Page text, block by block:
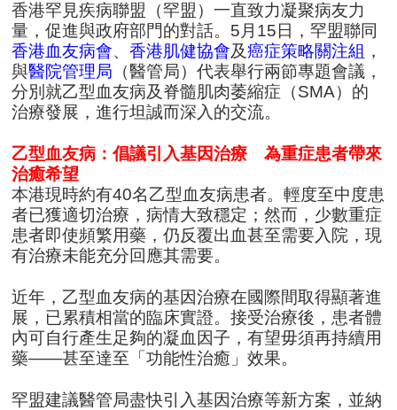
香港罕見疾病聯盟（罕盟）一直致力凝聚病友力
量，促進與政府部門的對話。5月15日，罕盟聯同
香港血友病會、香港肌健協會及癌症策略關注組 ，
與醫院管理局 （醫管局）代表舉行兩節專題會議，
分別就乙型血友病及脊髓肌肉萎縮症（SMA）的
治療發展，進行坦誠而深入的交流。
乙型血友病：倡議引入基因治療 為重症患者帶來
治癒希望
本港現時約有40名乙型血友病患者。輕度至中度患
者已獲適切治療，病情大致穩定；然而，少數重症
患者即使頻繁用藥，仍反覆出血甚至需要入院，現
有治療未能充分回應其需要。
近年，乙型血友病的基因治療在國際間取得顯著進
展，已累積相當的臨床實證。接受治療後，患者體
內可自行產生足夠的凝血因子，有望毋須再持續用
藥——甚至達至「功能性治癒」效果。
罕盟建議醫管局盡快引入基因治療等新方案，並納